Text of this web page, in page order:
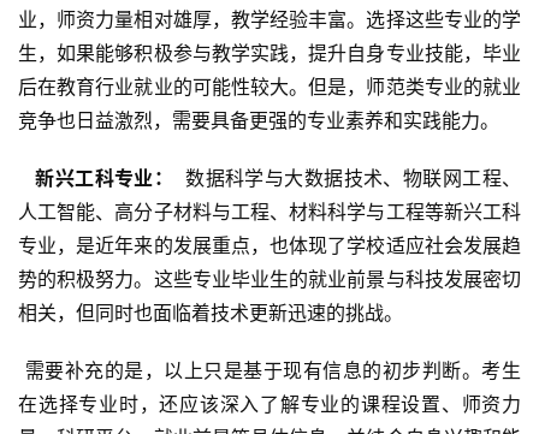
业，师资力量相对雄厚，教学经验丰富。选择这些专业的学
生，如果能够积极参与教学实践，提升自身专业技能，毕业
后在教育行业就业的可能性较大。但是，师范类专业的就业
竞争也日益激烈，需要具备更强的专业素养和实践能力。
  新兴工科专业：
数据科学与大数据技术、物联网工程、
人工智能、高分子材料与工程、材料科学与工程等新兴工科
专业，是近年来的发展重点，也体现了学校适应社会发展趋
势的积极努力。这些专业毕业生的就业前景与科技发展密切
相关，但同时也面临着技术更新迅速的挑战。
在选择专业时，还应该深入了解专业的课程设置、师资力